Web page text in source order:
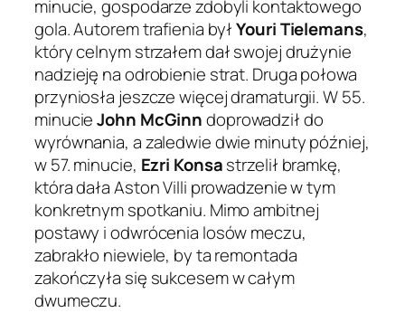
minucie, gospodarze zdobyli kontaktowego
gola. Autorem trafienia byłYouri Tielemans,
który celnym strzałem dał swojej drużynie
nadzieję na odrobienie strat. Druga połowa
przyniosła jeszcze więcej dramaturgii. W 55.
minucieJohn McGinndoprowadził do
wyrównania, a zaledwie dwie minuty później,
w 57. minucie, Ezri Konsastrzelił bramkę,
która dała Aston Villi prowadzenie w tym
konkretnym spotkaniu. Mimo ambitnej
postawy i odwrócenia losów meczu,
zabrakło niewiele, by ta remontada
zakończyła się sukcesem w całym
dwumeczu.